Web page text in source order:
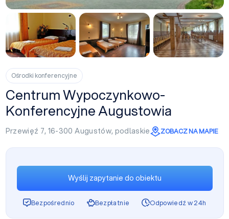
Ośrodki konferencyjne
Centrum Wypoczynkowo-
Konferencyjne Augustowia
Przewięź 7, 16-300Augustów, podlaskie ZOBACZ NA MAPIE
Wyślij zapytanie do obiektu
Bezpośrednio Bezpłatnie Odpowiedź w 24h